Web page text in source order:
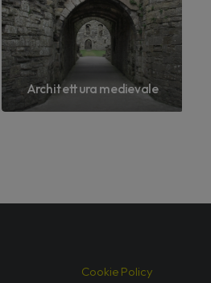
Architettura medievale
Cookie Policy